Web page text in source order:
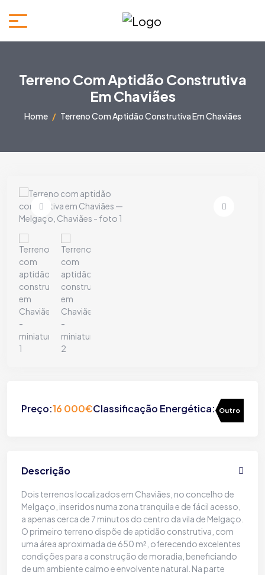
Terreno Com Aptidão Construtiva
Em Chaviães
Home Terreno Com Aptidão Construtiva Em Chaviães
Preço:16 000€Classificação Energética: Outro
Descrição
Dois terrenos localizados em Chaviães, no concelho de
Melgaço, inseridos numa zona tranquila e de fácil acesso,
a apenas cerca de 7 minutos do centro da vila de Melgaço.
O primeiro terreno dispõe de aptidão construtiva, com
uma área aproximada de 650 m², oferecendo excelentes
condições para a construção de moradia, beneficiando
de um ambiente calmo e envolvente natural. Na parte